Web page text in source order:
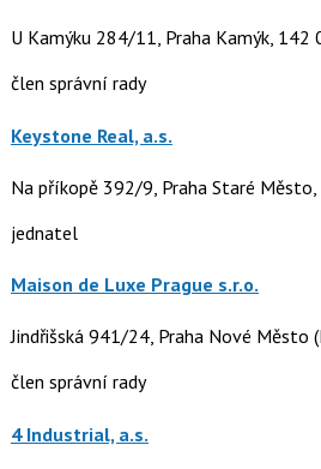
U Kamýku 284/11, Praha Kamýk, 142
člen správní rady
Keystone Real, a.s.
Na příkopě 392/9, Praha Staré
jednatel
Maison de Luxe Prague s.r.o.
Jindřišská 941/24, Praha Nové Město
člen správní rady
4 Industrial, a.s.